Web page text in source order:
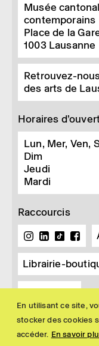
En utilisant ce site,
stocker des cookies
accéder. En savoir
Musée
contemporains
Place de la
1003 Lausanne
Retrouvez-
des arts de
Horaires
Lun, Mer, Ven,
Dim
Jeudi
Mardi
Raccourcis
Librairie-
Newsletter